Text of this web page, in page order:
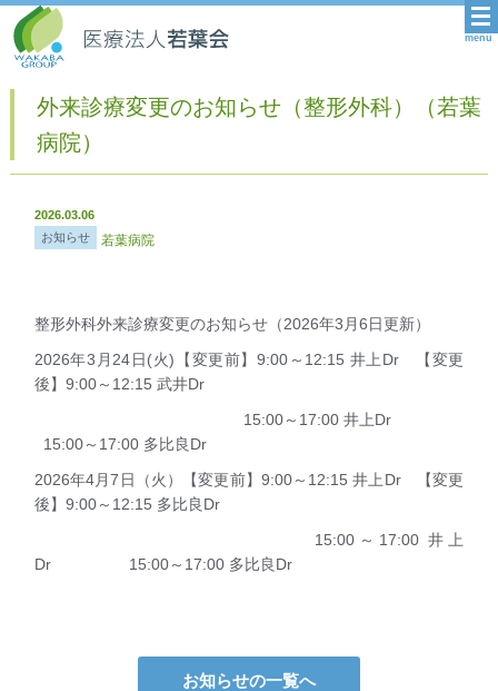
menu
外来診療変更のお知らせ（整形外科）（若葉
病院）
2026.03.06
お知らせ
若葉病院
整形外科外来診療変更のお知らせ（2026年3月6日更新）
2026年3月24日(火)【変更前】9:00～12:15 井上Dr 【変更
後】9:00～12:15 武井Dr
15:00～17:00 井上Dr
15:00～17:00 多比良Dr
2026年4月7日（火）【変更前】9:00～12:15 井上Dr 【変更
後】9:00～12:15 多比良Dr
15:00～17:00 井上
Dr 15:00～17:00 多比良Dr
お知らせの一覧へ